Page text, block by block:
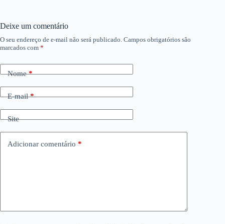
Deixe um comentário
O seu endereço de e-mail não será publicado. Campos obrigatórios são
marcados com *
Nome*
E-mail*
Site
Adicionar comentário *